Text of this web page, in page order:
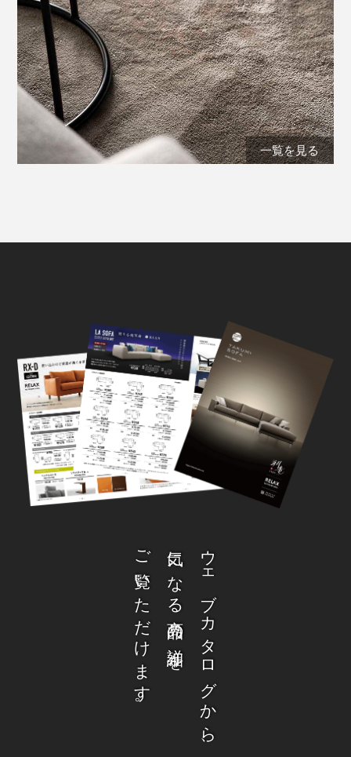
一覧を見る
ウェブカタログから、
気になる商品の詳細を
ご覧いただけます。